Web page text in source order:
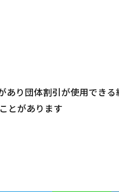
り団体割引が使用できる
とがあります